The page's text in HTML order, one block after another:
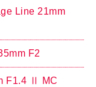
Line 21mm
F2
F1.4 Ⅱ MC